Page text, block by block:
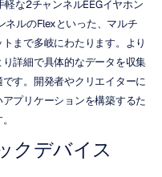
な2チャンネルEEGイヤホン
ネルのFlexといった、マルチ
まで多岐にわたります。より
詳細で具体的なデータを収集
す。開発者やクリエイターに
プリケーションを構築するた
クデバイス